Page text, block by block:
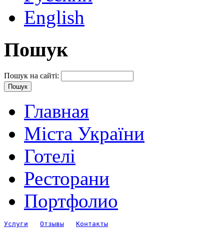
English
Пошук
Пошук на сайті:
Главная
Міста України
Готелі
Ресторани
Портфолио
Услуги Отзывы Контакты